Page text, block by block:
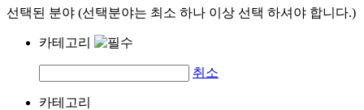
선택된 분야 (선택분야는 최소 하나 이상 선택 하셔야 합니다.)
카테고리
취소
카테고리